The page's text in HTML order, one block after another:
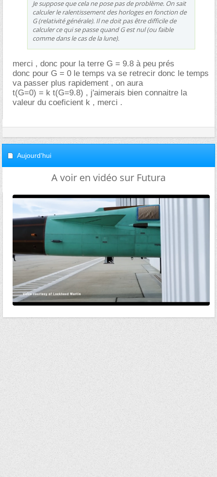
Je suppose que cela ne pose pas de problème. On sait
calculer le ralentissement des horloges en fonction de
G (relativité générale). Il ne doit pas être difficile de
calculer ce qui se passe quand G est nul (ou faible
comme dans le cas de la lune).
merci , donc pour la terre G = 9.8 à peu prés
donc pour G = 0 le temps va se retrecir donc le temps
va passer plus rapidement , on aura
t(G=0) = k t(G=9.8) , j'aimerais bien connaitre la
valeur du coeficient k , merci .
Aujourd'hui
A voir en vidéo sur Futura